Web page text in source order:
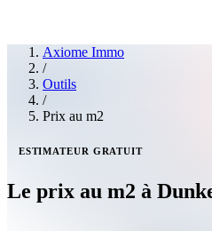
Axiome Immo
/
Outils
/
Prix au m2
ESTIMATEUR GRATUIT
Le prix au m2 à